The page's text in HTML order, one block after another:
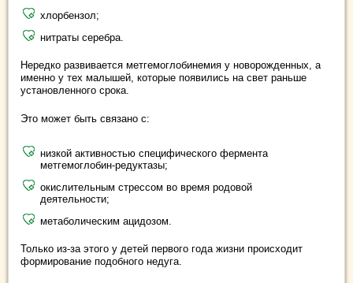
хлорбензол;
нитраты серебра.
Нередко развивается метгемоглобинемия у новорожденных, а
именно у тех малышей, которые появились на свет раньше
установленного срока.
Это может быть связано с:
низкой активностью специфического фермента
метгемоглобин-редуктазы;
окислительным стрессом во время родовой
деятельности;
метаболическим ацидозом.
Только из-за этого у детей первого года жизни происходит
формирование подобного недуга.